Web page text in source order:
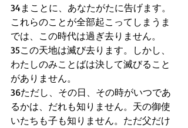
34まことに、あなたがたに告げます。
これらのことが全部起こってしまうま
では、この時代は過ぎ去りません。
35この天地は滅び去ります。しかし、
わたしのみことばは決して滅びること
がありません。
36ただし、その日、その時がいつであ
るかは、だれも知りません。天の御使
いたちも子も知りません。ただ父だけ